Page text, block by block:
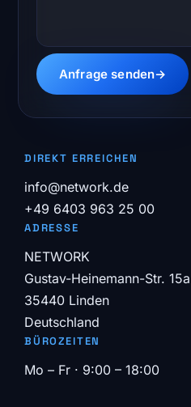
Anfrage senden→
DIREKT ERREICHEN
info@network.de
+49 6403 963 25 00
ADRESSE
NETWORK
Gustav-Heinemann-Str. 15a
35440 Linden
Deutschland
BÜROZEITEN
Mo – Fr · 9:00 – 18:00